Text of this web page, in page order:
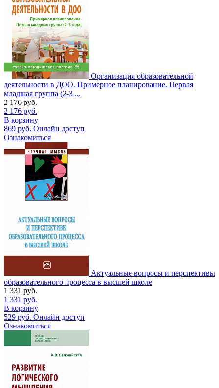
Организация образовательной
деятельности в ДОО. Примерное планирование. Первая
младшая группа (2-3 ...
2 176 руб.
2 176 руб.
В корзину
869 руб. Онлайн доступ
Ознакомиться
Актуальные вопросы и перспективы
образовательного процесса в высшей школе
1 331 руб.
1 331 руб.
В корзину
529 руб. Онлайн доступ
Ознакомиться